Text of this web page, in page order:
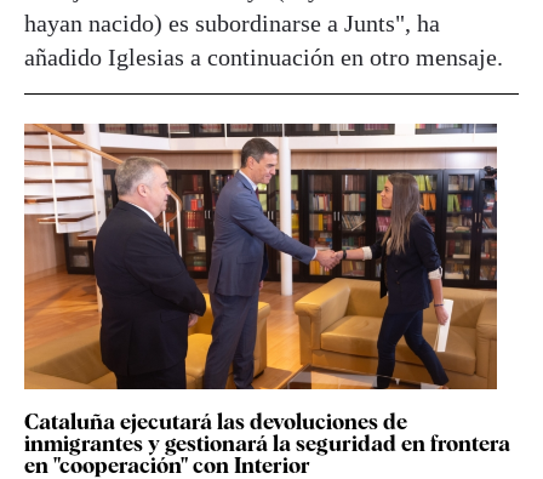
hayan nacido) es subordinarse a Junts", ha
añadido Iglesias a continuación en otro mensaje.
Cataluña ejecutará las devoluciones de
inmigrantes y gestionará la seguridad en frontera
en "cooperación" con Interior